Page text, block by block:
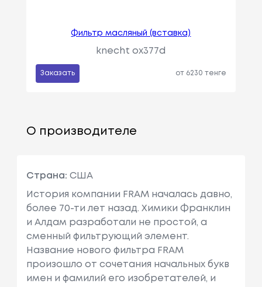
Фильтр масляный (вставка)
knecht ox377d
Заказать от 6230 тенге
О производителе
Страна: США
История компании FRAM началась давно,
более 70-ти лет назад. Химики Франклин
и Алдам разработали не простой, а
сменный фильтрующий элемент.
Название нового фильтра FRAM
произошло от сочетания начальных букв
имен и фамилий его изобретателей, и